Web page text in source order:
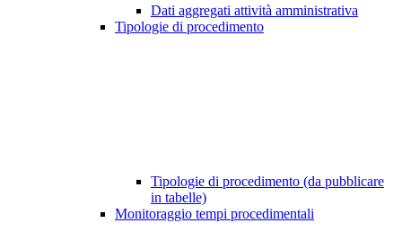
Dati aggregati attività amministrativa
Tipologie di procedimento
Tipologie di procedimento (da pubblicare
in tabelle)
Monitoraggio tempi procedimentali